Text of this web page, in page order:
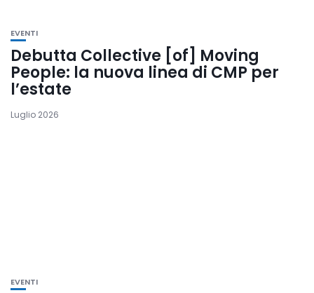
EVENTI
Debutta Collective [of] Moving
People: la nuova linea di CMP per
l’estate
Luglio 2026
EVENTI